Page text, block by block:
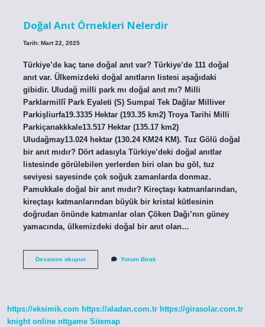
Doğal Anıt Örnekleri Nelerdir
Tarih: Mart 22, 2025
Türkiye’de kaç tane doğal anıt var? Türkiye’de 111 doğal
anıt var. Ülkemizdeki doğal anıtların listesi aşağıdaki
gibidir. Uludağ milli park mı doğal anıt mı? Milli
Parklarmillî Park Eyaleti (S) Sumpal Tek Dağlar Milliver
Parkişliurfa19.3335 Hektar (193.35 km2) Troya Tarihi Milli
Parkiçanakkkale13.517 Hektar (135.17 km2)
Uludağmay13.024 hektar (130.24 KM24 KM). Tuz Gölü doğal
bir anıt mıdır? Dört adasıyla Türkiye’deki doğal anıtlar
listesinde görülebilen yerlerden biri olan bu göl, tuz
seviyesi sayesinde çok soğuk zamanlarda donmaz.
Pamukkale doğal bir anıt mıdır? Kireçtaşı katmanlarından,
kireçtaşı katmanlarından büyük bir kristal kütlesinin
doğrudan önünde katmanlar olan Çöken Dağı’nın güney
yamacında, ülkemizdeki doğal bir anıt olan…
Devamını okuyunDoğal
Yorum Bırak
https://eksimik.com https://aladan.com.tr https://girasolar.com.tr
knight online nttgame Sitemap